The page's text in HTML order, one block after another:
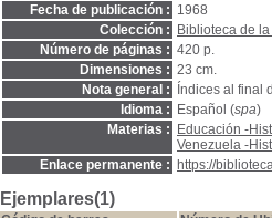
Fecha de publicación : 1968
Colección :
Biblioteca de
Número de páginas : 420 p.
Dimensiones : 23 cm.
Nota general :
Índices al final
Idioma :
Español (spa)
Materias :
Educación -
Venezuela -
Enlace permanente :
https://
Ejemplares(1)